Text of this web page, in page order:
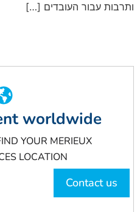
ותרבות עבור העובדים […]
Contact us
worldwide
YOUR MERIEUX
LOCATION